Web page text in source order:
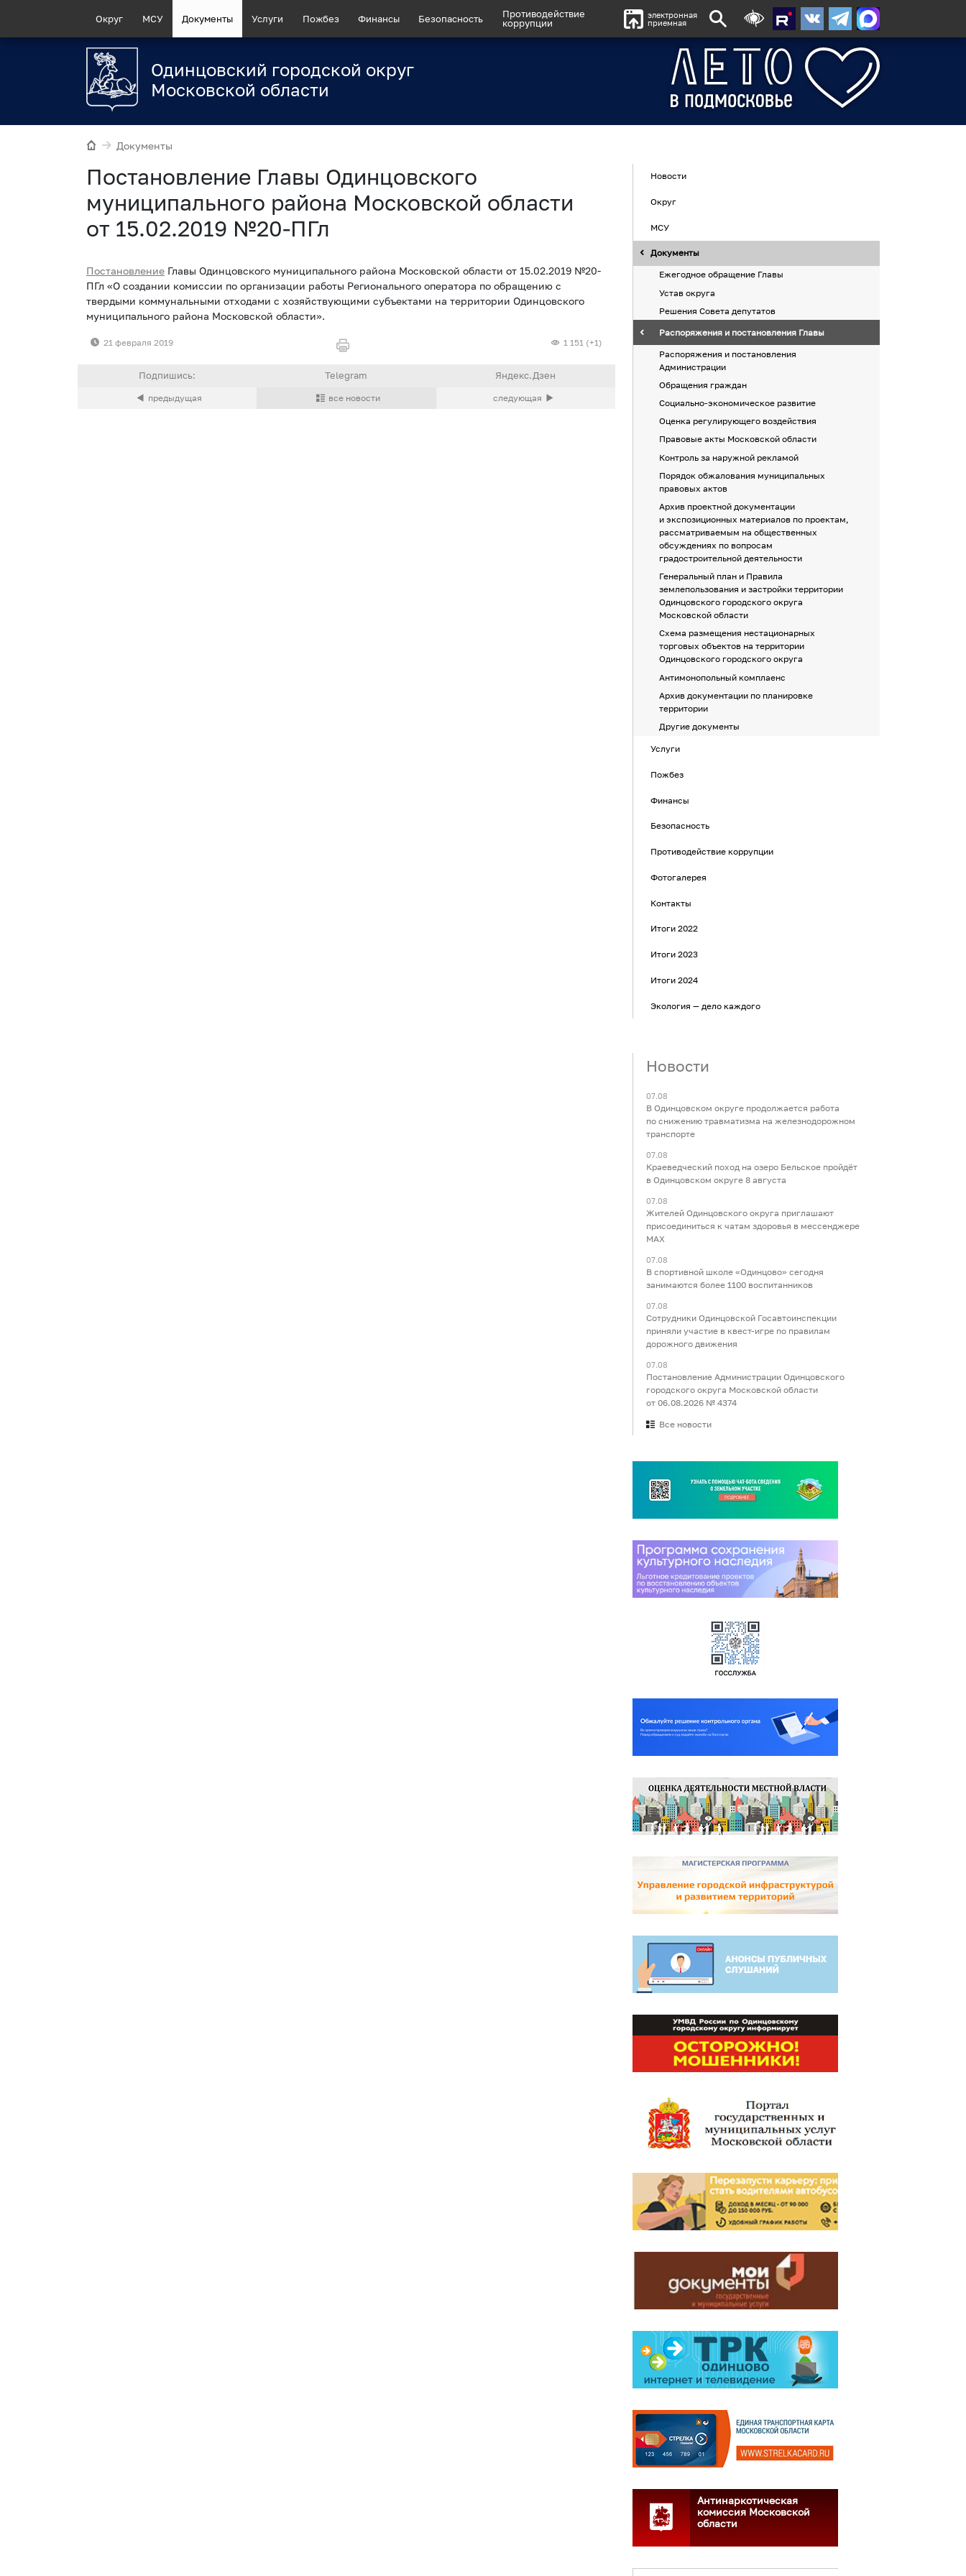
Округ МСУ Документы Услуги Пожбез Финансы Безопасность
Противодействие
коррупции
электронная
приемная
Одинцовский городской округ
Московской области
Документы
Постановление Главы Одинцовского
муниципального района Московской области
от 15.02.2019 №20-ПГл
Постановление Главы Одинцовского муниципального района Московской области от 15.02.2019 №20-
ПГл «О создании комиссии по организации работы Регионального оператора по обращению с
твердыми коммунальными отходами с хозяйствующими субъектами на территории Одинцовского
муниципального района Московской области».
21 февраля 2019 1 151 (+1)
Новости
Округ
МСУ
Документы
Ежегодное обращение Главы
Устав округа
Решения Совета депутатов
Распоряжения и постановления Главы
Распоряжения и постановления
Администрации
Обращения граждан
Социально-экономическое развитие
Оценка регулирующего воздействия
Правовые акты Московской области
Контроль за наружной рекламой
Порядок обжалования муниципальных
правовых актов
Архив проектной документации
и экспозиционных материалов по проектам,
рассматриваемым на общественных
обсуждениях по вопросам
градостроительной деятельности
Генеральный план и Правила
землепользования и застройки территории
Одинцовского городского округа
Московской области
Схема размещения нестационарных
торговых объектов на территории
Одинцовского городского округа
Антимонопольный комплаенс
Архив документации по планировке
территории
Другие документы
Услуги
Пожбез
Финансы
Безопасность
Противодействие коррупции
Фотогалерея
Контакты
Итоги 2022
Итоги 2023
Итоги 2024
Экология — дело каждого
Новости
07.08
В Одинцовском округе продолжается работа
по снижению травматизма на железнодорожном
транспорте
07.08
Краеведческий поход на озеро Бельское пройдёт
в Одинцовском округе 8 августа
07.08
Жителей Одинцовского округа приглашают
присоединиться к чатам здоровья в мессенджере
МАХ
07.08
В спортивной школе «Одинцово» сегодня
занимаются более 1100 воспитанников
07.08
Сотрудники Одинцовской Госавтоинспекции
приняли участие в квест-игре по правилам
дорожного движения
07.08
Постановление Администрации Одинцовского
городского округа Московской области
от 06.08.2026 № 4374
Все новости
Антинаркотическая
комиссия Московской
области